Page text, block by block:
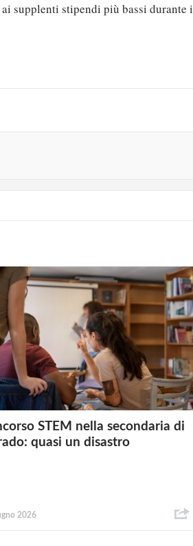
supplenti stipendi più bassi durante i
commentare!
STEM nella secondaria di
quasi un disastro
2026